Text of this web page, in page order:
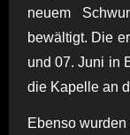
neuem
bewältigt. Die
und 07. Juni in
die Kapelle an
Ebenso